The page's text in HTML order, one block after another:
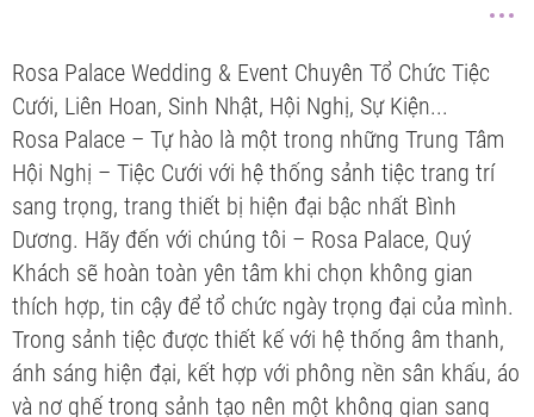
Rosa Palace Wedding & Event Chuyên Tổ Chức Tiệc
Cưới, Liên Hoan, Sinh Nhật, Hội Nghị, Sự Kiện...
Rosa Palace – Tự hào là một trong những Trung Tâm
Hội Nghị – Tiệc Cưới với hệ thống sảnh tiệc trang trí
sang trọng, trang thiết bị hiện đại bậc nhất Bình
Dương. Hãy đến với chúng tôi – Rosa Palace, Quý
Khách sẽ hoàn toàn yên tâm khi chọn không gian
thích hợp, tin cậy để tổ chức ngày trọng đại của mình.
Trong sảnh tiệc được thiết kế với hệ thống âm thanh,
ánh sáng hiện đại, kết hợp với phông nền sân khấu, áo
và nơ ghế trong sảnh tạo nên một không gian sang